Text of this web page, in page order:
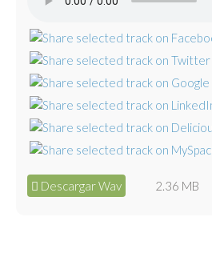
Descargar Wav 2.36 MB